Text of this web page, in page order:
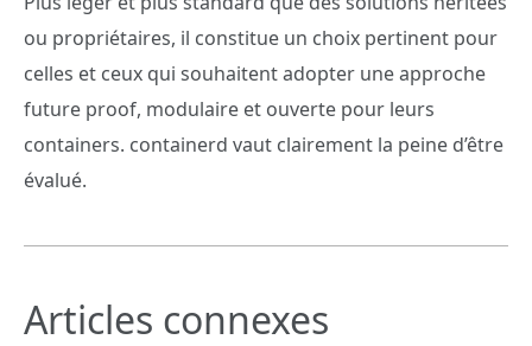
ou propriétaires, il constitue un choix pertinent pour
celles et ceux qui souhaitent adopter une approche
future proof, modulaire et ouverte pour leurs
containers. containerd vaut clairement la peine d’être
évalué.
Articles connexes